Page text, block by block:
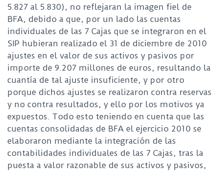
5.827 al 5.830), no reflejaran la imagen fiel de
BFA, debido a que, por un lado las cuentas
individuales de las 7 Cajas que se integraron en el
SIP hubieran realizado el 31 de diciembre de 2010
ajustes en el valor de sus activos y pasivos por
importe de 9.207 millones de euros, resultando la
cuantía de tal ajuste insuficiente, y por otro
porque dichos ajustes se realizaron contra reservas
y no contra resultados, y ello por los motivos ya
expuestos. Todo esto teniendo en cuenta que las
cuentas consolidadas de BFA el ejercicio 2010 se
elaboraron mediante la integración de las
contabilidades individuales de las 7 Cajas, tras la
puesta a valor razonable de sus activos y pasivos,